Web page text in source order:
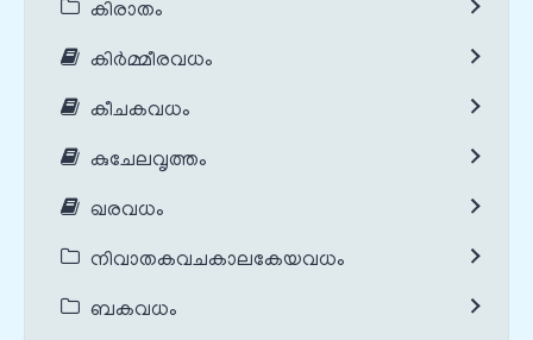
കിരാതം
കിർമ്മീരവധം
കീചകവധം
കുചേലവൃത്തം
ഖരവധം
നിവാതകവചകാലകേയവധം
ബകവധം